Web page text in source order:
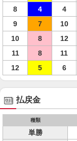
8
4 4
9
7 10
10
8 12
11
8 11
12
5 6
払戻金
種類
単勝